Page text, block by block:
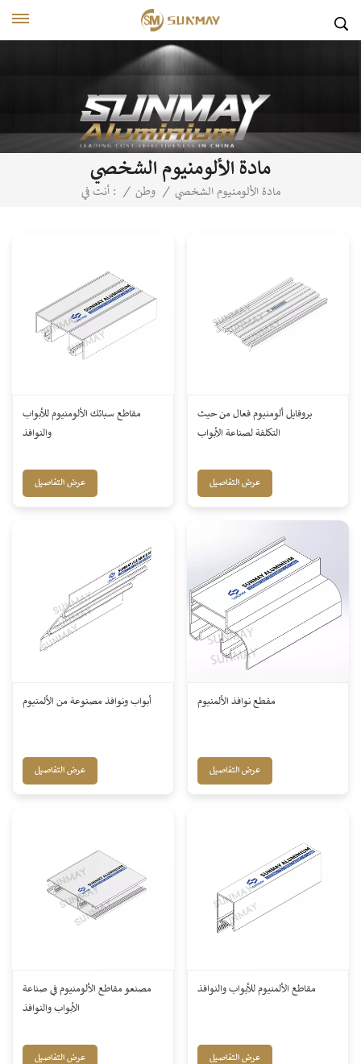
مادة الألومنيوم الشخصي
أنت في : / وطن / مادة الألومنيوم الشخصي
مقاطع سبائك الألومنيوم للأبواب
والنوافذ
عرض التفاصيل
بروفايل ألومنيوم فعال من حيث
التكلفة لصناعة الأبواب
عرض التفاصيل
أبواب ونوافذ مصنوعة من الألمنيوم
عرض التفاصيل
مقطع نوافذ الألمنيوم
عرض التفاصيل
مصنعو مقاطع الألومنيوم في صناعة
الأبواب والنوافذ
عرض التفاصيل
مقاطع الألمنيوم للأبواب والنوافذ
عرض التفاصيل